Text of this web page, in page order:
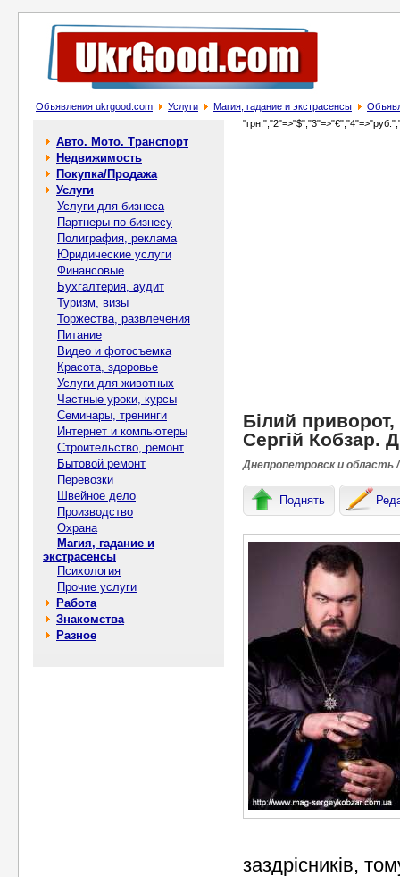
Объявления ukrgood.com Услуги Магия, гадание и экстрасенсы
Авто. Мото. Транспорт
Недвижимость
Покупка/Продажа
Услуги
Услуги для бизнеса
Партнеры по бизнесу
Полиграфия, реклама
Юридические услуги
Финансовые
Бухгалтерия, аудит
Туризм, визы
Торжества, развлечения
Питание
Видео и фотосъемка
Красота, здоровье
Услуги для животных
Частные уроки, курсы
Семинары, тренинги
Интернет и компьютеры
Строительство, ремонт
Бытовой ремонт
Перевозки
Швейное дело
Производство
Охрана
Магия, гадание и
экстрасенсы
Психология
Прочие услуги
Работа
Знакомства
Разное
Білий
Сергій Кобзар.
Днепропетровск и область
Поднять
заздрісників,